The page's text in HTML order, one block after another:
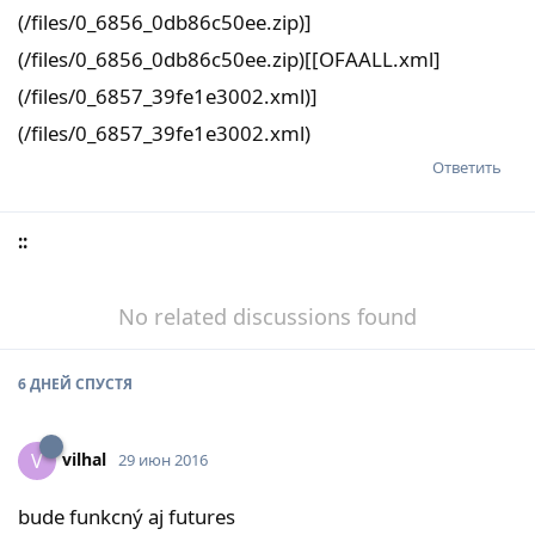
(/files/0_6856_0db86c50ee.zip)]
(/files/0_6856_0db86c50ee.zip)[[OFAALL.xml]
(/files/0_6857_39fe1e3002.xml)]
(/files/0_6857_39fe1e3002.xml)
Ответить
::
No related discussions found
6 ДНЕЙ СПУСТЯ
V vilhal 29 июн 2016
bude funkcný aj futures